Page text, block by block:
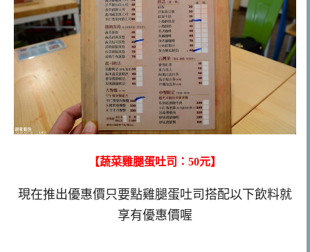
【蔬菜雞腿蛋吐司：50元】
現在推出優惠價只要點雞腿蛋吐司搭配以下飲料就
享有優惠價喔